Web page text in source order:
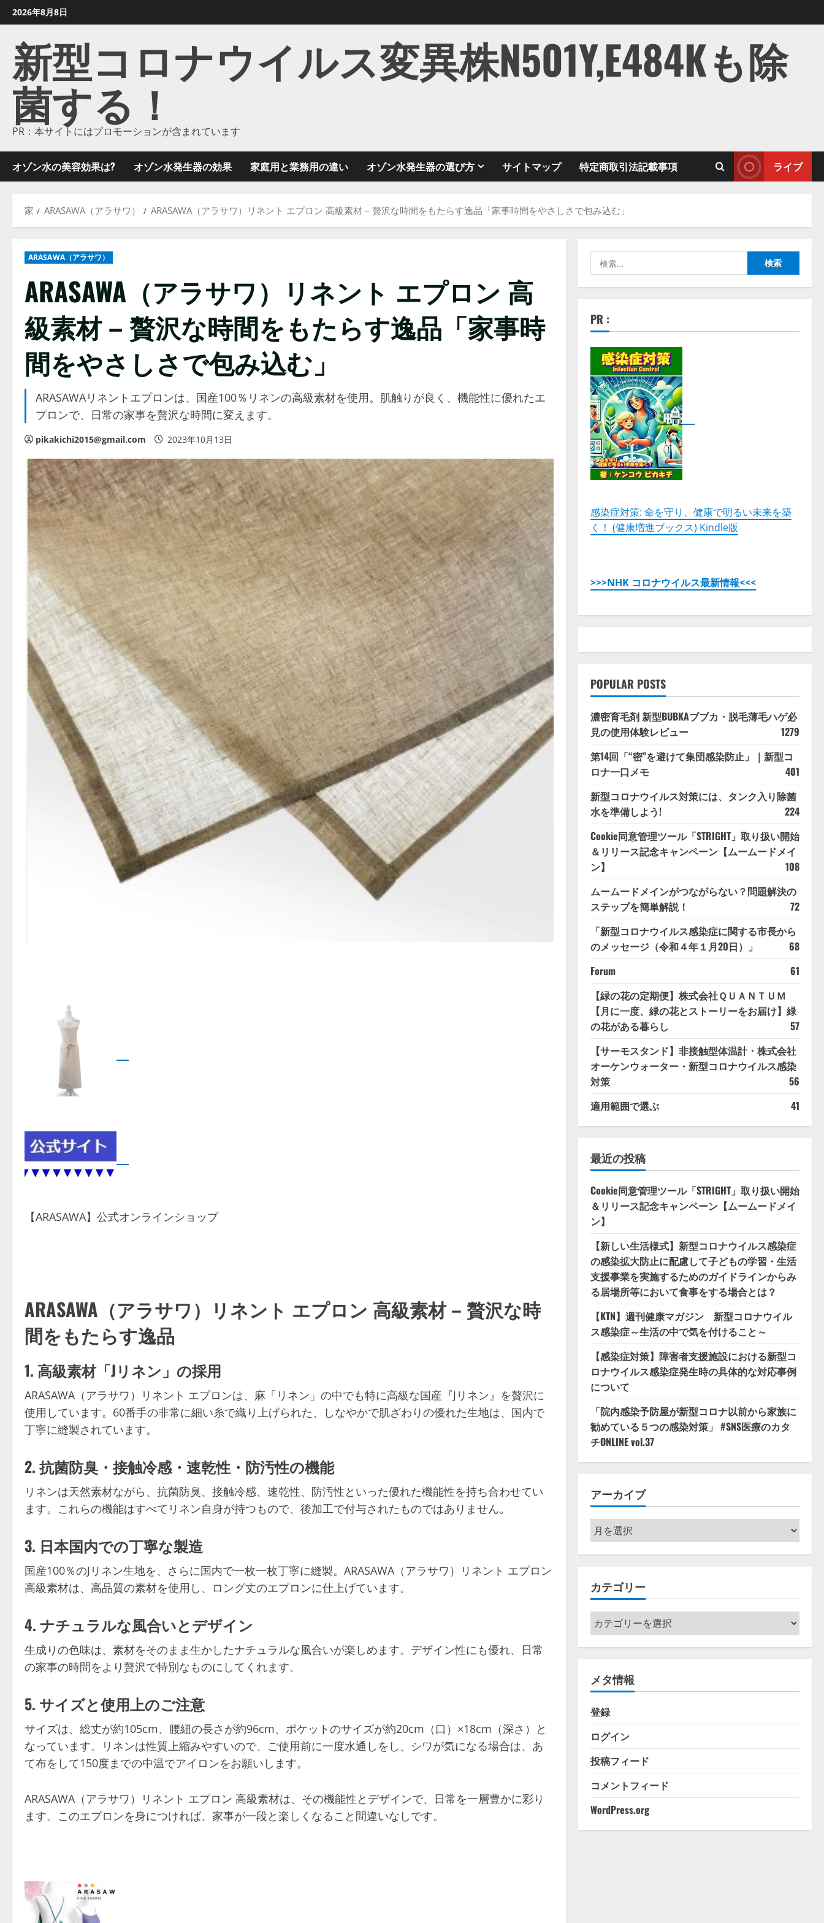
ン
2026年8月8日
新型コロナウイルス変異株N501Y,E484Kも除
菌する！
PR：本サイトにはプロモーションが含まれています
オゾン水の美容効果は? オゾン水発生器の効果 家庭用と業務用の違い オゾン水発生器の選び方 サイトマップ 特定商取引法記載事項 ライブ
家 ARASAWA（アラサワ） ARASAWA（アラサワ）リネント エプロン 高級素材 – 贅沢な時間をもたらす逸品「家事時間をやさしさで包み込む」
ARASAWA（アラサワ）
ARASAWA（アラサワ）リネント エプロン 高
級素材 – 贅沢な時間をもたらす逸品「家事時
間をやさしさで包み込む」
ARASAWAリネントエプロンは、国産100％リネンの高級素材を使用。肌触りが良く、機能性に優れたエ
プロンで、日常の家事を贅沢な時間に変えます。
pikakichi2015@gmail.com 2023年10月13日
【ARASAWA】公式オンラインショップ
ARASAWA（アラサワ）リネント エプロン 高級素材 – 贅沢な時
間をもたらす逸品
1. 高級素材「Jリネン」の採用
ARASAWA（アラサワ）リネント エプロンは、麻「リネン」の中でも特に高級な国産『Jリネン』を贅沢に
使用しています。60番手の非常に細い糸で織り上げられた、しなやかで肌ざわりの優れた生地は、国内で
丁寧に縫製されています。
2. 抗菌防臭・接触冷感・速乾性・防汚性の機能
リネンは天然素材ながら、抗菌防臭、接触冷感、速乾性、防汚性といった優れた機能性を持ち合わせてい
ます。これらの機能はすべてリネン自身が持つもので、後加工で付与されたものではありません。
3. 日本国内での丁寧な製造
国産100％のJリネン生地を、さらに国内で一枚一枚丁寧に縫製。ARASAWA（アラサワ）リネント エプロン
高級素材は、高品質の素材を使用し、ロング丈のエプロンに仕上げています。
4. ナチュラルな風合いとデザイン
生成りの色味は、素材をそのまま生かしたナチュラルな風合いが楽しめます。デザイン性にも優れ、日常
の家事の時間をより贅沢で特別なものにしてくれます。
5. サイズと使用上のご注意
サイズは、総丈が約105cm、腰紐の長さが約96cm、ポケットのサイズが約20cm（口）×18cm（深さ）と
なっています。リネンは性質上縮みやすいので、ご使用前に一度水通しをし、シワが気になる場合は、あ
て布をして150度までの中温でアイロンをお願いします。
ARASAWA（アラサワ）リネント エプロン 高級素材は、その機能性とデザインで、日常を一層豊かに彩り
ます。このエプロンを身につければ、家事が一段と楽しくなること間違いなしです。
索:
PR :
感染症対策: 命を守り、健康で明るい未来を築
く！ (健康増進ブックス) Kindle版
>>>NHK コロナウイルス最新情報<<<
POPULAR POSTS
濃密育毛剤 新型BUBKAブブカ・脱毛薄毛ハゲ必
見の使用体験レビュー
1279
第14回「“密”を避けて集団感染防止」｜新型コ
ロナ一口メモ
401
新型コロナウイルス対策には、タンク入り除菌
水を準備しよう!
224
Cookie同意管理ツール「STRIGHT」取り扱い開始
＆リリース記念キャンペーン【ムームードメイ
ン】
108
ムームードメインがつながらない？問題解決の
ステップを簡単解説！
72
「新型コロナウイルス感染症に関する市長から
のメッセージ（令和４年１月20日）」
68
Forum
61
【緑の花の定期便】株式会社ＱＵＡＮＴＵＭ
【月に一度、緑の花とストーリーをお届け】緑
の花がある暮らし
57
【サーモスタンド】非接触型体温計・株式会社
オーケンウォーター・新型コロナウイルス感染
対策
56
適用範囲で選ぶ
41
最近の投稿
Cookie同意管理ツール「STRIGHT」取り扱い開始
＆リリース記念キャンペーン【ムームードメイ
ン】
【新しい生活様式】新型コロナウイルス感染症
の感染拡大防止に配慮して子どもの学習・生活
支援事業を実施するためのガイドラインからみ
る居場所等において食事をする場合とは？
【KTN】週刊健康マガジン 新型コロナウイル
ス感染症～生活の中で気を付けること～
【感染症対策】障害者支援施設における新型コ
ロナウイルス感染症発生時の具体的な対応事例
について
「院内感染予防屋が新型コロナ以前から家族に
勧めている５つの感染対策」 #SNS医療のカタ
チONLINE vol.37
アーカイブ
ア
ー
カ
ブ
カテゴリー
カ
テ
ゴ
ー
メタ情報
登録
ログイン
投稿フィード
コメントフィード
WordPress.org